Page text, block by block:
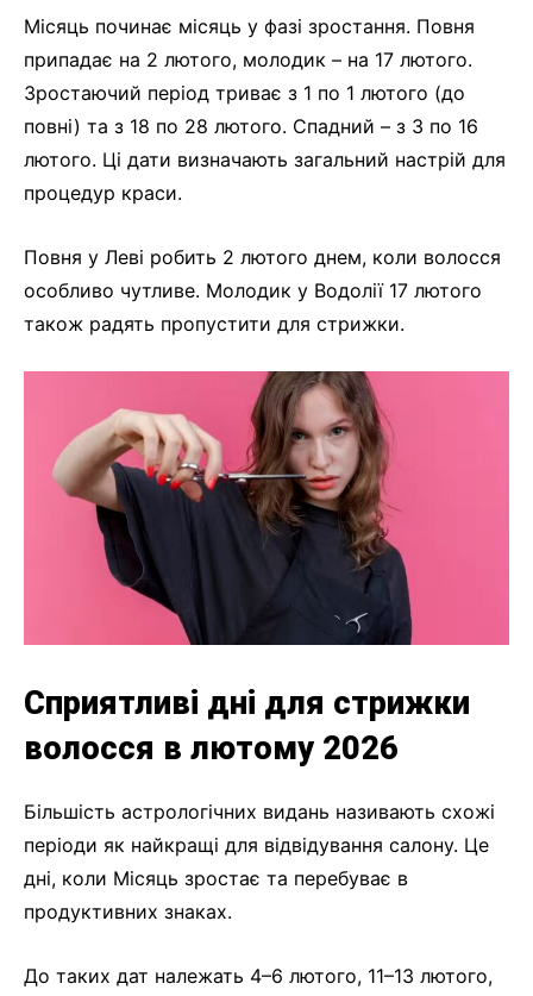
Місяць починає місяць у фазі зростання. Повня
припадає на 2 лютого, молодик – на 17 лютого.
Зростаючий період триває з 1 по 1 лютого (до
повні) та з 18 по 28 лютого. Спадний – з 3 по 16
лютого. Ці дати визначають загальний настрій для
процедур краси.
Повня у Леві робить 2 лютого днем, коли волосся
особливо чутливе. Молодик у Водолії 17 лютого
також радять пропустити для стрижки.
Сприятливі дні для стрижки
волосся в лютому 2026
Більшість астрологічних видань називають схожі
періоди як найкращі для відвідування салону. Це
дні, коли Місяць зростає та перебуває в
продуктивних знаках.
До таких дат належать 4–6 лютого, 11–13 лютого,